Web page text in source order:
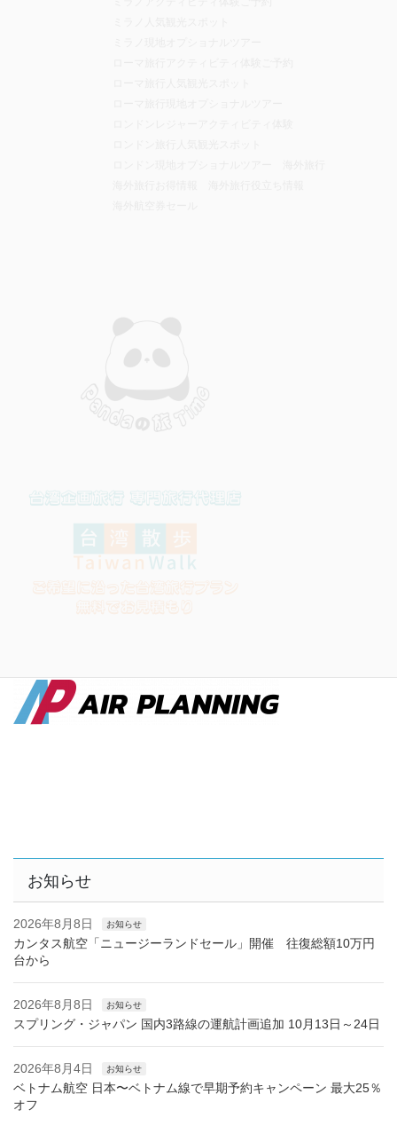
お知らせ
2026年8月8日 お知らせ
カンタス航空「ニュージーランドセール」開催 往復総額10万円
台から
2026年8月8日 お知らせ
スプリング・ジャパン 国内3路線の運航計画追加 10月13日～24日
2026年8月4日 お知らせ
ベトナム航空 日本〜ベトナム線で早期予約キャンペーン 最大25％
オフ